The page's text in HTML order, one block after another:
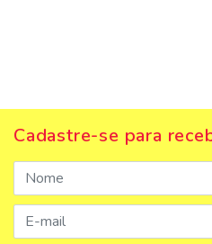
Cadastre-se para